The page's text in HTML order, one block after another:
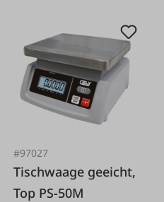
#97027
Tischwaage geeicht,
Top PS-50M